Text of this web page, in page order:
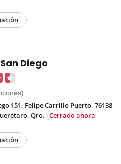
Diego
151, Felipe Carrillo Puerto, 76138
Qro. ·Cerrado ahora